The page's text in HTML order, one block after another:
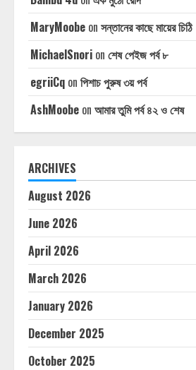
MaryMoobe on সন্তানের কাছে মায়ের চিঠি
MichaelSnori on শেষ পেইজ পর্ব ৮
egriiCq on পিশাচ পুরুষ ৩য় পর্ব
AshMoobe on আমার তুমি পর্ব ৪২ ও শেষ
ARCHIVES
August 2026
June 2026
April 2026
March 2026
January 2026
December 2025
October 2025